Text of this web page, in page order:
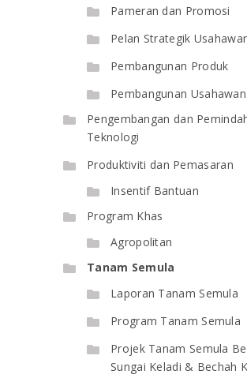
Pameran dan Promosi
Pelan Strategik
Pembangunan Produk
Pembangunan Usahawan
Pengembangan dan
Teknologi
Produktiviti dan Pemasaran
Insentif Bantuan
Program Khas
Agropolitan
Tanam Semula
Laporan Tanam Semula
Program Tanam Semula
Projek Tanam Semula
Sungai Keladi & Bechah